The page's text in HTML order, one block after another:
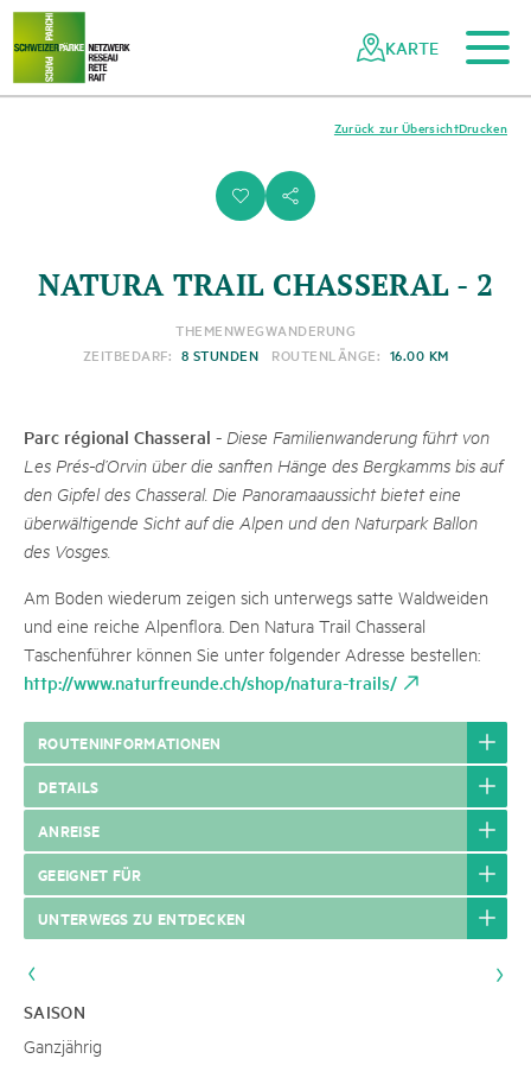
Navigieren
Netzwerk
Schweizer
Schnellnavigation
Zum Hauptinhalt
Zur mobilen Navigation
Zur Suche
Zum Fussbereich
Zur Sitemap
KARTE
i s
Drucken
Zurück zur Übersicht
NATURA TRAIL CHASSERAL - 2
THEMENWEGWANDERUNG
ZEITBEDARF: 8 STUNDEN ROUTENLÄNGE: 16.00 KM
Parc régional Chasseral - Diese Familienwanderung führt von
Les Prés-d’Orvin über die sanften Hänge des Bergkamms bis auf
den Gipfel des Chasseral. Die Panoramaaussicht bietet eine
überwältigende Sicht auf die Alpen und den Naturpark Ballon
des Vosges.
Am Boden wiederum zeigen sich unterwegs satte Waldweiden
und eine reiche Alpenflora. Den Natura Trail Chasseral
Taschenführer können Sie unter folgender Adresse bestellen:
http://www.naturfreunde.ch/shop/natura-trails/
ROUTENINFORMATIONEN
DETAILS
ANREISE
GEEIGNET FÜR
UNTERWEGS ZU ENTDECKEN
SAISON
Ganzjährig